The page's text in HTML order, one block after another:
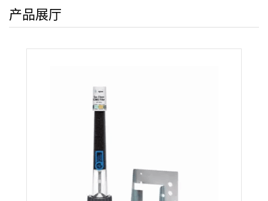
括一个 1 位 1/8 英寸连接单元(部件号 CP7988);净化器:一个载气净化
产品展厅